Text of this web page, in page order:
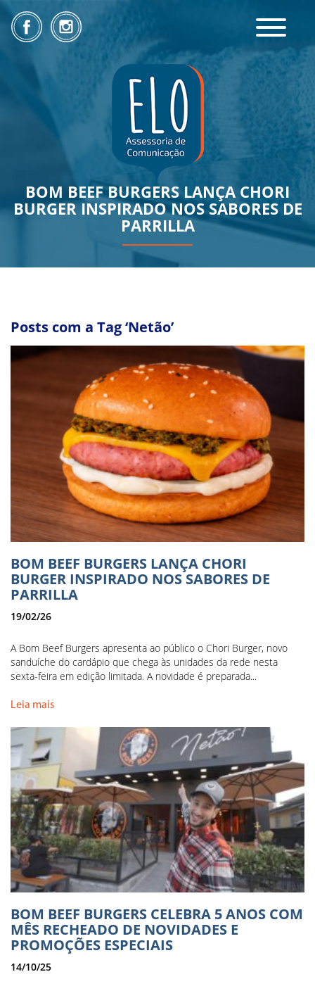
Toggle
BOM BEEF BURGERS LANÇA CHORI
BURGER INSPIRADO NOS SABORES DE
PARRILLA
Posts com a Tag ‘Netão’
BOM BEEF BURGERS LANÇA CHORI
BURGER INSPIRADO NOS SABORES DE
PARRILLA
19/02/26
A Bom Beef Burgers apresenta ao público o Chori Burger, novo
sanduíche do cardápio que chega às unidades da rede nesta
sexta-feira em edição limitada. A novidade é preparada...
Leia mais
BOM BEEF BURGERS CELEBRA 5 ANOS COM
MÊS RECHEADO DE NOVIDADES E
PROMOÇÕES ESPECIAIS
14/10/25